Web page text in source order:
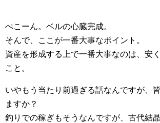
ぺこーん。ベルの心臓完成。
そんで、ここが一番大事なポイント。
資産を形成する上で一番大事なのは、安
こと。
いやもう当たり前過ぎる話なんですが、
ますか？
釣りでの稼ぎもそうなんですが、古代結